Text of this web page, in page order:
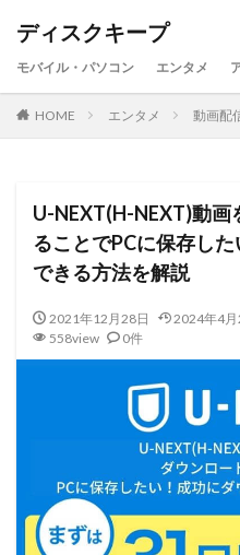
ディスクキープ
モバイル・パソコン エンタメ
HOME エンタメ 動画配
U-NEXT(H-NEXT)動
ることでPCに保存し
できる方法を解説
2021年12月28日 2024年4月
558view
0件